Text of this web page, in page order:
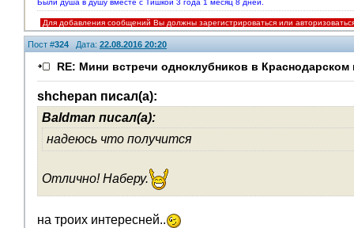
Были душа в душу вместе с Тишкой 3 года 1 месяц 8 дней.
Для добавления сообщений Вы должны зарегистрироваться или
Пост #324Дата: 22.08.2016 20:20
RE: Мини встречи одноклубников в Краснодарском
shchepan писал(а):
Baldman писал(а):
надеюсь что получится
Отлично! Наберу.
на троих интересней..